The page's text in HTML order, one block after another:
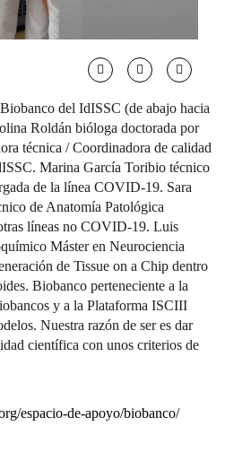
del IdISSC (de abajo hacia
Roldán bióloga doctorada por
técnica / Coordinadora de calidad
Marina García Toribio técnico
de la línea COVID-19. Sara
de Anatomía Patológica
líneas no COVID-19. Luis
Máster en Neurociencia
de Tissue on a Chip dentro
Biobanco perteneciente a la
y a la Plataforma ISCIII
Nuestra razón de ser es dar
científica con unos criterios de
espacio-de-apoyo/biobanco/